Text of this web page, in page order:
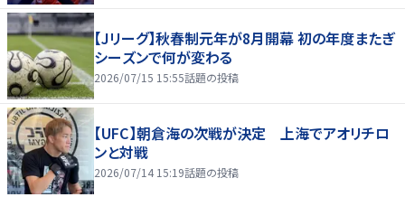
【Jリーグ】秋春制元年が8月開幕 初の年度またぎ
シーズンで何が変わる
2026/07/15 15:55話題の投稿
【UFC】朝倉海の次戦が決定 上海でアオリチロ
ンと対戦
2026/07/14 15:19話題の投稿